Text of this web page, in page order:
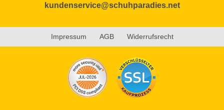
kundenservice@schuhparadies.net
Impressum AGB Widerrufsrecht